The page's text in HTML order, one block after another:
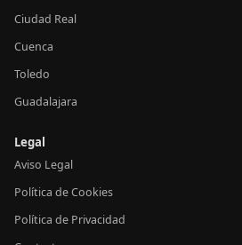
Ciudad Real
Cuenca
Toledo
Guadalajara
Legal
Aviso Legal
Política de Cookies
Política de Privacidad